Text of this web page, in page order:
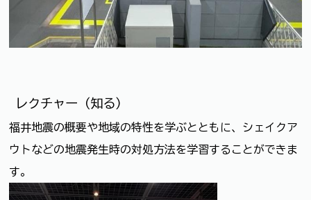
レクチャー（知る）
福井地震の概要や地域の特性を学ぶとともに、シェイクア
ウトなどの地震発生時の対処方法を学習することができま
す。